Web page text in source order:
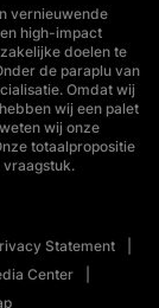
vernieuwende
high-impact
doelen te
de paraplu van
Omdat wij
wij een palet
wij onze
totaalpropositie
Statement
Center